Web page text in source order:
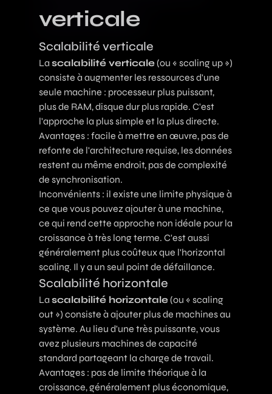
verticale
Scalabilité verticale
La scalabilité verticale(ou « scaling up »)
consiste à augmenter les ressources d'une
seule machine : processeur plus puissant,
plus de RAM, disque dur plus rapide. C'est
l'approche la plus simple et la plus directe.
Avantages : facile à mettre en œuvre, pas de
refonte de l'architecture requise, les données
restent au même endroit, pas de complexité
de synchronisation.
Inconvénients : il existe une limite physique à
ce que vous pouvez ajouter à une machine,
ce qui rend cette approche non idéale pour la
croissance à très long terme. C'est aussi
généralement plus coûteux que l'horizontal
scaling. Il y a un seul point de défaillance.
Scalabilité horizontale
La scalabilité horizontale(ou « scaling
out ») consiste à ajouter plus de machines au
système. Au lieu d'une très puissante, vous
avez plusieurs machines de capacité
standard partageant la charge de travail.
Avantages : pas de limite théorique à la
croissance, généralement plus économique,